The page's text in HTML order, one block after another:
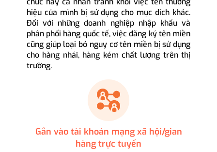
hiệu của mình bị sử dụng cho mục đích khác.
Đối với những doanh nghiệp nhập khẩu và
phân phối hàng quốc tế, việc đăng ký tên miền
cũng giúp loại bỏ nguy cơ tên miền bị sử dụng
cho hàng nhái, hàng kém chất lượng trên thị
trường.
Gắn vào tài khoản mạng xã hội/gian
hàng trực tuyến